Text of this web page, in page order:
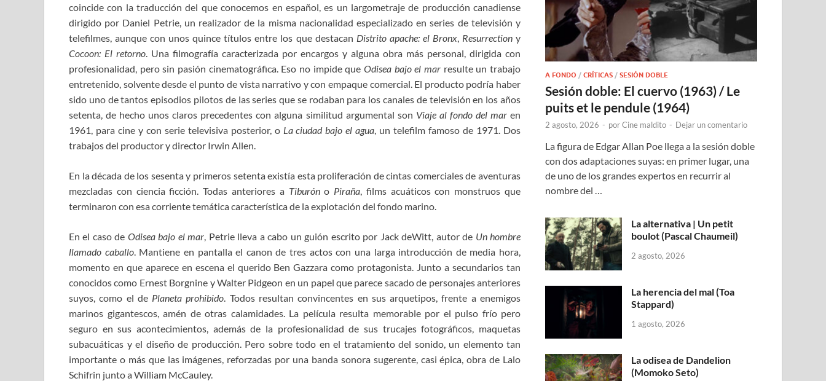
coincide con la traducción del que conocemos en español, es un largometraje de producción canadiense
dirigido por Daniel Petrie, un realizador de la misma nacionalidad especializado en series de televisión y
telefilmes, aunque con unos quince títulos entre los que destacan Distrito apache: el Bronx, Resurrectiony
Cocoon: El retorno . Una filmografía caracterizada por encargos y alguna obra más personal, dirigida con
profesionalidad, pero sin pasión cinematográfica. Eso no impide que Odisea bajo el mar resulte un trabajo
entretenido, solvente desde el punto de vista narrativo y con empaque comercial. El producto podría haber
sido uno de tantos episodios pilotos de las series que se rodaban para los canales de televisión en los años
setenta, de hecho unos claros precedentes con alguna similitud argumental son Viaje al fondo del mar en
1961, para cine y con serie televisiva posterior, o La ciudad bajo el agua , un telefilm famoso de 1971. Dos
trabajos del productor y director Irwin Allen.
En la década de los sesenta y primeros setenta existía esta proliferación de cintas comerciales de aventuras
mezcladas con ciencia ficción. Todas anteriores a Tiburóno Piraña , films acuáticos con monstruos que
terminaron con esa corriente temática característica de la explotación del fondo marino.
En el caso de Odisea bajo el mar , Petrie lleva a cabo un guión escrito por Jack deWitt, autor de Un hombre
llamado caballo. Mantiene en pantalla el canon de tres actos con una larga introducción de media hora,
momento en que aparece en escena el querido Ben Gazzara como protagonista. Junto a secundarios tan
conocidos como Ernest Borgnine y Walter Pidgeon en un papel que parece sacado de personajes anteriores
suyos, como el dePlaneta prohibido . Todos resultan convincentes en sus arquetipos, frente a enemigos
marinos gigantescos, amén de otras calamidades. La película resulta memorable por el pulso frío pero
seguro en sus acontecimientos, además de la profesionalidad de sus trucajes fotográficos, maquetas
subacuáticas y el diseño de producción. Pero sobre todo en el tratamiento del sonido, un elemento tan
importante o más que las imágenes, reforzadas por una banda sonora sugerente, casi épica, obra de Lalo
Schifrin junto a William McCauley.
A FONDO /CRÍTICAS /SESIÓN DOBLE
Sesión doble: El cuervo (1963) / Le
puits et le pendule (1964)
2 agosto, 2026 - porCine maldito - Dejar un comentario
La figura de Edgar Allan Poe llega a la sesión doble
con dos adaptaciones suyas: en primer lugar, una
de uno de los grandes expertos en recurrir al
nombre del …
La alternativa | Un petit
boulot (Pascal Chaumeil)
2 agosto, 2026
La herencia del mal (Toa
Stappard)
1 agosto, 2026
La odisea de Dandelion
(Momoko Seto)